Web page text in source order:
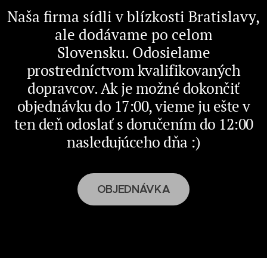
Naša firma sídli v blízkosti Bratislavy,
ale dodávame po celom
Slovensku. Odosielame
prostredníctvom kvalifikovaných
dopravcov. Ak je možné dokončiť
objednávku do 17:00, vieme ju ešte v
ten deň odoslať s doručením do 12:00
nasledujúceho dňa :)
OBJEDNÁVKA